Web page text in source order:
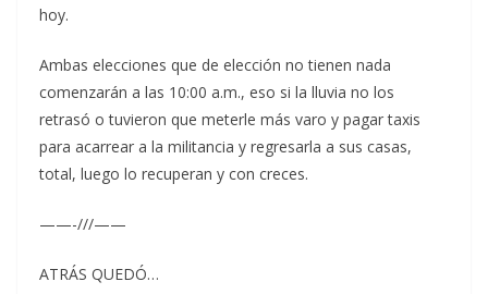
hoy.
Ambas elecciones que de elección no tienen nada
comenzarán a las 10:00 a.m., eso si la lluvia no los
retrasó o tuvieron que meterle más varo y pagar taxis
para acarrear a la militancia y regresarla a sus casas,
total, luego lo recuperan y con creces.
——-///——
ATRÁS QUEDÓ…